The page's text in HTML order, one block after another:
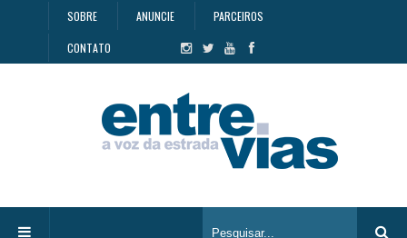
SOBRE ANUNCIE PARCEIROS
CONTATO